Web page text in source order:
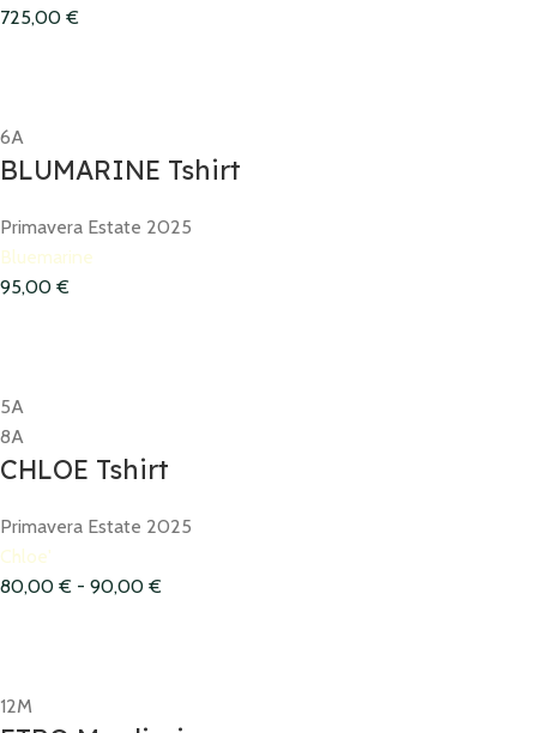
725,00 €
6A
BLUMARINE Tshirt
Primavera Estate 2025
Bluemarine
95,00 €
5A
8A
CHLOE Tshirt
Primavera Estate 2025
Chloe'
80,00 € - 90,00 €
12M